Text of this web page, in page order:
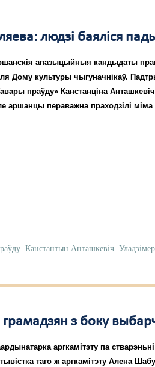
людзі баяліся
апазыцыйныя кандыдаты
Дому культуры чыгуначнікаў.
праўду» Канстанціна
аршанцы пераважна праходзілі міма
Канстантын Анташкевіч
з боку
аргкамітэту па
таго ж аргкамітэту Алена